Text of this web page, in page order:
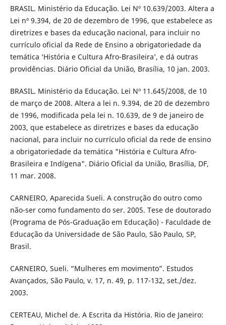
BRASIL. Ministério da Educação. Lei Nº 10.639/2003. Altera a
Lei nº 9.394, de 20 de dezembro de 1996, que estabelece as
diretrizes e bases da educação nacional, para incluir no
currículo oficial da Rede de Ensino a obrigatoriedade da
temática ‘História e Cultura Afro-Brasileira’, e dá outras
providências. Diário Oficial da União, Brasília, 10 jan. 2003.
BRASIL. Ministério da Educação. Lei Nº 11.645/2008, de 10
de março de 2008. Altera a lei n. 9.394, de 20 de dezembro
de 1996, modificada pela lei n. 10.639, de 9 de janeiro de
2003, que estabelece as diretrizes e bases da educação
nacional, para incluir no currículo oficial da rede de ensino
a obrigatoriedade da temática "História e Cultura Afro-
Brasileira e Indígena". Diário Oficial da União, Brasília, DF,
11 mar. 2008.
CARNEIRO, Aparecida Sueli. A construção do outro como
não-ser como fundamento do ser. 2005. Tese de doutorado
(Programa de Pós-Graduação em Educação) - Faculdade de
Educação da Universidade de São Paulo, São Paulo, SP,
Brasil.
CARNEIRO, Sueli. “Mulheres em movimento”. Estudos
Avançados, São Paulo, v. 17, n. 49, p. 117-132, set./dez.
2003.
CERTEAU, Michel de. A Escrita da História. Rio de Janeiro: